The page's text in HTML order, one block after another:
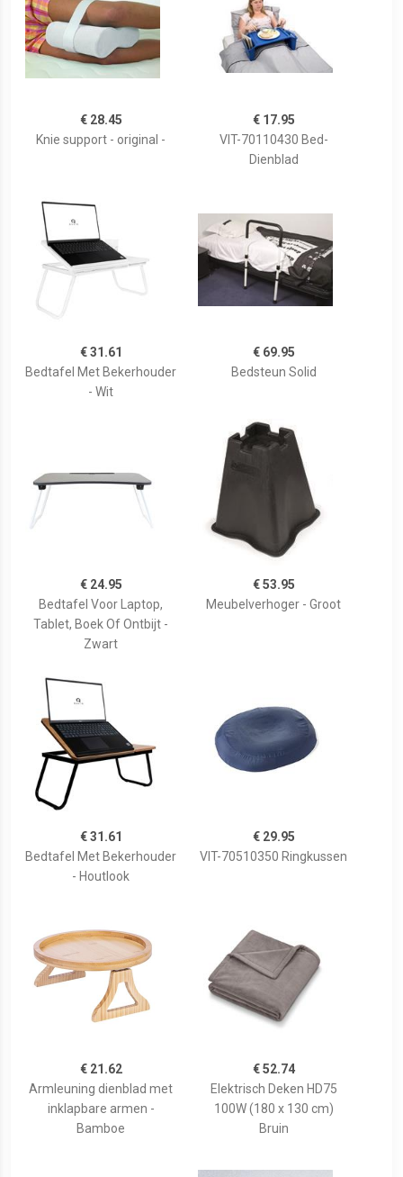
€ 28.45
Knie support - original -
€ 17.95
VIT-70110430 Bed-
Dienblad
€ 31.61
Bedtafel Met Bekerhouder
- Wit
€ 69.95
Bedsteun Solid
€ 24.95
Bedtafel Voor Laptop,
Tablet, Boek Of Ontbijt -
Zwart
€ 53.95
Meubelverhoger - Groot
€ 31.61
Bedtafel Met Bekerhouder
- Houtlook
€ 29.95
VIT-70510350 Ringkussen
€ 21.62
Armleuning dienblad met
inklapbare armen -
Bamboe
€ 52.74
Elektrisch Deken HD75
100W (180 x 130 cm)
Bruin